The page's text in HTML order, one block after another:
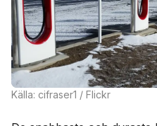
Källa: cifraser1 / Flickr